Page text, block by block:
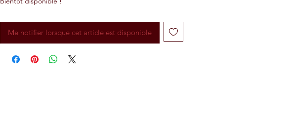
Me notifier lorsque cet article est disponible